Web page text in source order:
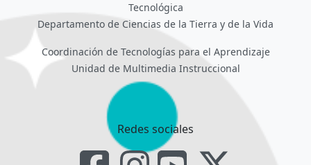
Tecnológica
Departamento de Ciencias de la Tierra y de la Vida
Coordinación de Tecnologías para el Aprendizaje
Unidad de Multimedia Instruccional
Redes sociales